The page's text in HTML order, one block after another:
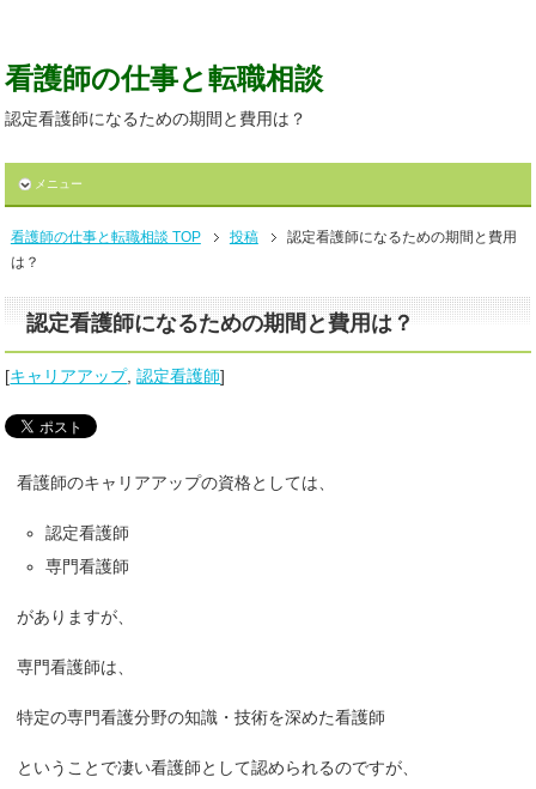
看護師の仕事と転職相談
認定看護師になるための期間と費用は？
メニュー
看護師の仕事と転職相談 TOP 投稿
認定看護師になるための期間と費用
は？
認定看護師になるための期間と費用は？
[キャリアアップ,認定看護師]
看護師のキャリアアップの資格としては、
認定看護師
専門看護師
がありますが、
専門看護師は、
特定の専門看護分野の知識・技術を深めた看護師
ということで凄い看護師として認められるのですが、